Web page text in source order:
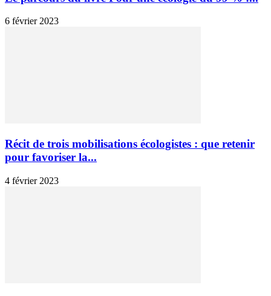
6 février 2023
Récit de trois mobilisations écologistes : que retenir
pour favoriser la...
4 février 2023